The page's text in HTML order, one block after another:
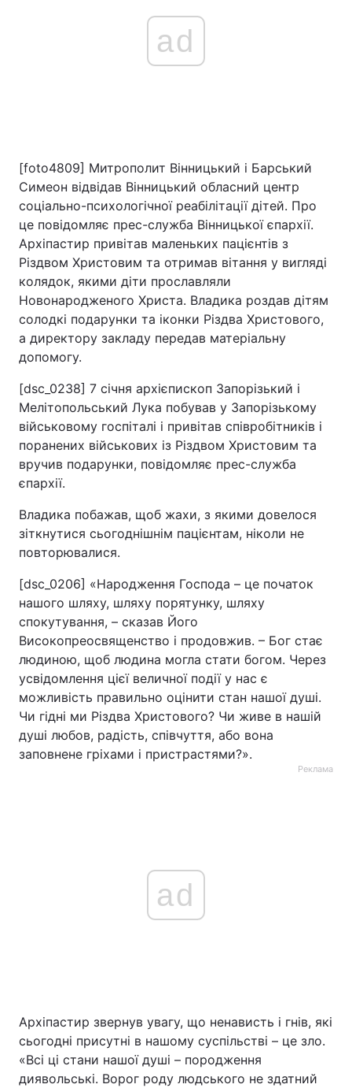
ad
[foto4809] Митрополит Вінницький і Барський
Симеон відвідав Вінницький обласний центр
соціально-психологічної реабілітації дітей. Про
це повідомляє прес-служба Вінницької єпархії.
Архіпастир привітав маленьких пацієнтів з
Різдвом Христовим та отримав вітання у вигляді
колядок, якими діти прославляли
Новонародженого Христа. Владика роздав дітям
солодкі подарунки та іконки Різдва Христового,
а директору закладу передав матеріальну
допомогу.
[dsc_0238] 7 січня архієпископ Запорізький і
Мелітопольський Лука побував у Запорізькому
військовому госпіталі і привітав співробітників і
поранених військових із Різдвом Христовим та
вручив подарунки, повідомляє прес-служба
єпархії.
Владика побажав, щоб жахи, з якими довелося
зіткнутися сьогоднішнім пацієнтам, ніколи не
повторювалися.
[dsc_0206] «Народження Господа – це початок
нашого шляху, шляху порятунку, шляху
спокутування, – сказав Його
Високопреосвященство і продовжив. – Бог стає
людиною, щоб людина могла стати богом. Через
усвідомлення цієї величної події у нас є
можливість правильно оцінити стан нашої душі.
Чи гідні ми Різдва Христового? Чи живе в нашій
душі любов, радість, співчуття, або вона
заповнене гріхами і пристрастями?».
Реклама
ad
Архіпастир звернув увагу, що ненависть і гнів, які
сьогодні присутні в нашому суспільстві – це зло.
«Всі ці стани нашої душі – породження
диявольські. Ворог роду людського не здатний